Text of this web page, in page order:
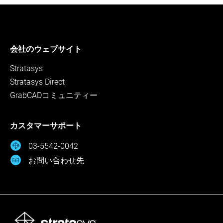
会社のウェブサイト
Stratasys
Stratasys Direct
GrabCADコミュニティー
カスタマーサポート
03-5542-0042
お問い合わせ先